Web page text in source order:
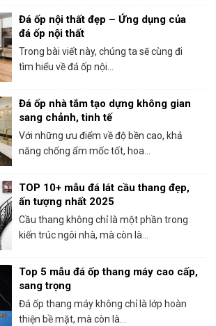
Đá ốp nội thất đẹp – Ứng dụng của
đá ốp nội thất
Trong bài viết này, chúng ta sẽ cùng đi
tìm hiểu về đá ốp nội...
Đá ốp nhà tắm tạo dựng không gian
sang chảnh, tinh tế
Với những ưu điểm về độ bền cao, khả
năng chống ẩm mốc tốt, hoa...
TOP 10+ mẫu đá lát cầu thang đẹp,
ấn tượng nhất 2025
Cầu thang không chỉ là một phần trong
kiến trúc ngôi nhà, mà còn là...
Top 5 mẫu đá ốp thang máy cao cấp,
sang trọng
Đá ốp thang máy không chỉ là lớp hoàn
thiện bề mặt, mà còn là...